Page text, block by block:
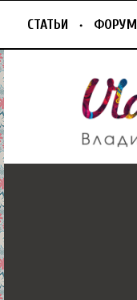
СТАТЬИ ФОРУМ